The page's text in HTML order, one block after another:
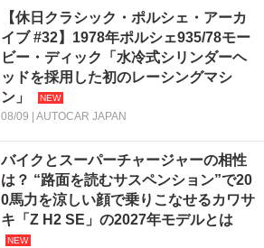
【休日クラシック・ポルシェ・アーカ
イブ #32】1978年ポルシェ935/78モー
ビー・ディック「水冷式シリンダーヘ
ッドを採用した初のレーシングマシ
ン」
08/09 | AUTOCAR JAPAN
バイクとスーパーチャージャーの相性
は？ “路面を読むサスペンション”で20
0馬力を涼しい顔で乗りこなせるカワサ
キ「Z H2 SE」の2027年モデルとは